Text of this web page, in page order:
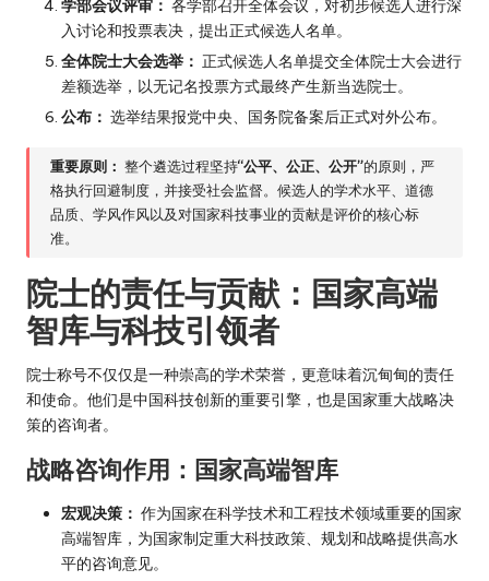
学部会议评审： 各学部召开全体会议，对初步候选人进行深
入讨论和投票表决，提出正式候选人名单。
全体院士大会选举： 正式候选人名单提交全体院士大会进行
差额选举，以无记名投票方式最终产生新当选院士。
公布： 选举结果报党中央、国务院备案后正式对外公布。
重要原则： 整个遴选过程坚持“公平、公正、公开”的原则，严
格执行回避制度，并接受社会监督。候选人的学术水平、道德
品质、学风作风以及对国家科技事业的贡献是评价的核心标
准。
院士的责任与贡献：国家高端
智库与科技引领者
院士称号不仅仅是一种崇高的学术荣誉，更意味着沉甸甸的责任
和使命。他们是中国科技创新的重要引擎，也是国家重大战略决
策的咨询者。
战略咨询作用：国家高端智库
宏观决策： 作为国家在科学技术和工程技术领域重要的国家
高端智库，为国家制定重大科技政策、规划和战略提供高水
平的咨询意见。